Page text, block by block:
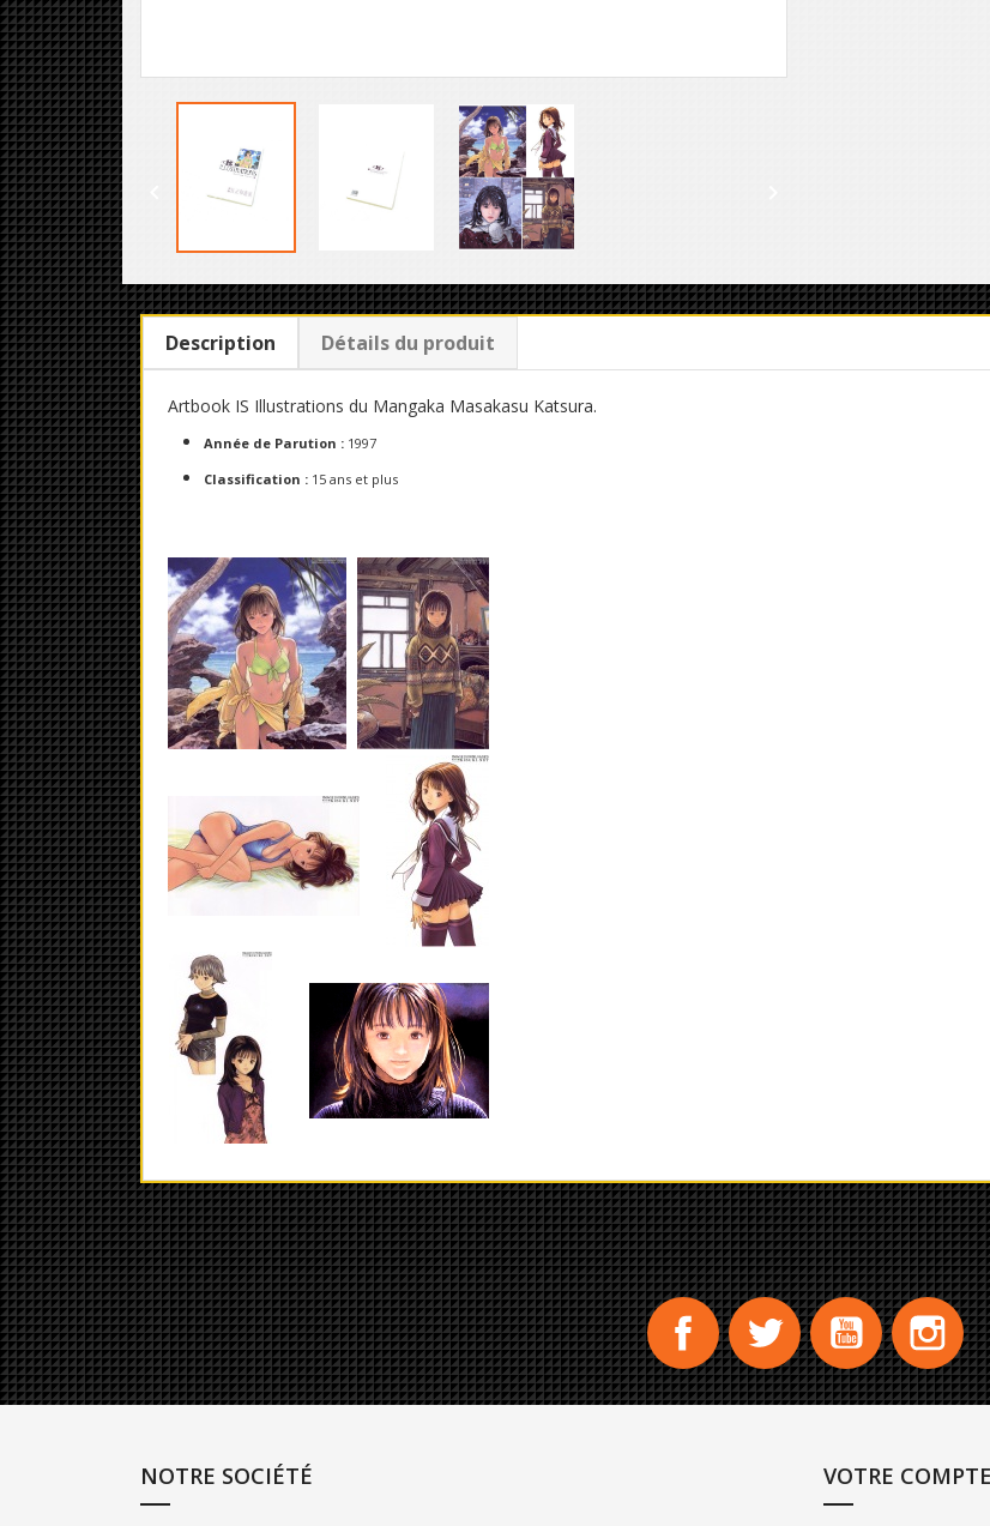
Description Détails du produit
Artbook IS Illustrations du Mangaka Masakasu Katsura.
Année de Parution : 1997
Classification : 15 ans et plus
Facebook Twitter YouTube
NOTRE SOCIÉTÉ VOTRE COMPTE